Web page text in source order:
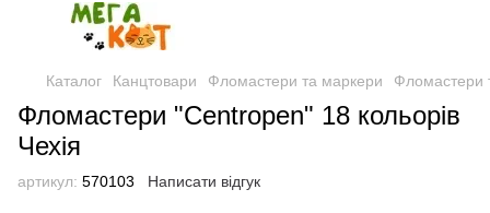
Каталог Канцтовари Фломастери та маркери Фломастери
Фломастери "Centropen" 18 кольорів
Чехія
артикул: 570103 Написати відгук